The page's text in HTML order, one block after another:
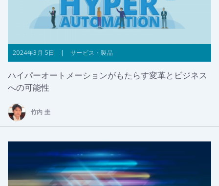
2024年3月 5日 | サービス・製品
ハイパーオートメーションがもたらす変革とビジネス
への可能性
竹内 圭